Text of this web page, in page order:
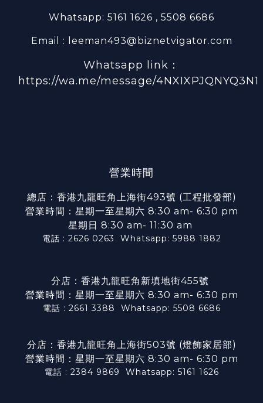
Whatsapp: 5161 1626 , 5508 6686
Email : leeman493@biznetvigator.com
Whatsapp link：
https://wa.me/message/4NXIXPJQNYQ3N1
營業時間
總店：香港九龍旺角上海街493號 (工程批發部)
營業時間：星期一至星期六 8:30 am- 6:30 pm
星期日 8:30 am- 11:30 am
電話 : 2626 0263 Whatsapp: 5988 1882
分店：香港九龍旺角新填地街455號
營業時間：星期一至星期六 8:30 am- 6:30 pm
電話 : 2661 3388 Whatsapp: 5508 6686
分店：香港九龍旺角上海街503號 (燈飾家居部)
營業時間：星期一至星期六 8:30 am- 6:30 pm
電話 : 2384 9869 Whatsapp: 5161 1626